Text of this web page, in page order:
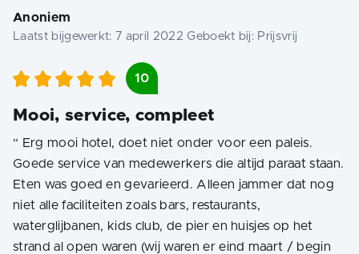
Anoniem
Laatst bijgewerkt: 7 april 2022 Geboekt bij: Prijsvrij
10
Mooi, service, compleet
“ Erg mooi hotel, doet niet onder voor een paleis.
Goede service van medewerkers die altijd paraat staan.
Eten was goed en gevarieerd. Alleen jammer dat nog
niet alle faciliteiten zoals bars, restaurants,
waterglijbanen, kids club, de pier en huisjes op het
strand al open waren (wij waren er eind maart / begin